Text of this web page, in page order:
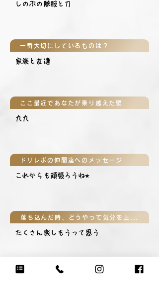
しのぶの隊服と刀
一番大切にしているものは？
家族と友達
ここ最近であなたが乗り越えた壁
九九
ドリレボの仲間達へのメッセージ
これからも頑張ろうね⭐︎
落ち込んだ時、どうやって気分を上げる？
たくさん楽しもうって思う
気分が上がる大好きなフレーズは？